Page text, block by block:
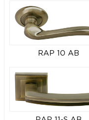
RAP 10 AB